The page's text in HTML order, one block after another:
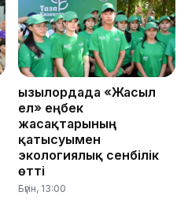
Қызылордада «Жасыл
ел» еңбек
жасақтарының
қатысуымен
экологиялық сенбілік
өтті
Бүгін, 13:00